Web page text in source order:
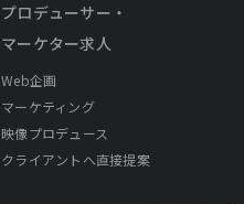
プロデューサー・
マーケター求人
Web企画
マーケティング
映像プロデュース
クライアントへ直接提案